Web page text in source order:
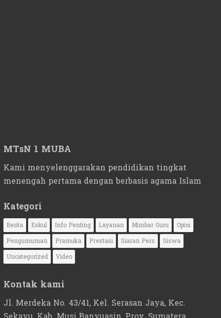
MTsN 1 MUBA
Kami menyelenggarakan pendidikan tingkat
menengah pertama dengan berbasis agama Islam
Kategori
Berita Eskul Info Penting Layanan Mimbar Guru
Opini
Pengumuman
Pramuka Prestasi Siaran Pers
Siswa
Uncategorized
Video
Kontak kami
Jl. Merdeka No. 43/41, Kel. Serasan Jaya, Kec.